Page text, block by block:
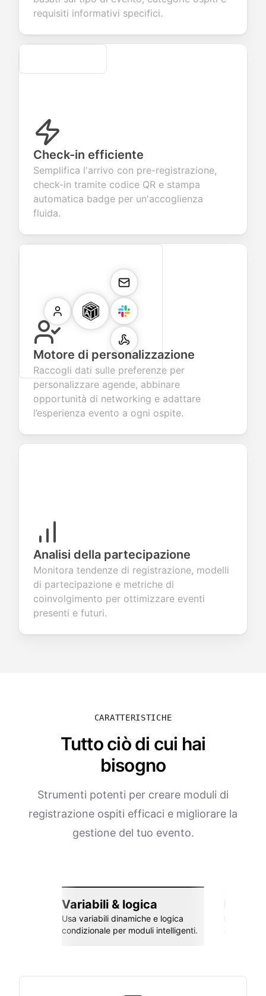
requisiti informativi specifici.
Secure
Check-in efficiente
Semplifica l'arrivo con pre-registrazione,
check-in tramite codice QR e stampa
automatica badge per un'accoglienza
fluida.
Motore di personalizzazione
Raccogli dati sulle preferenze per
personalizzare agende, abbinare
opportunità di networking e adattare
l’esperienza evento a ogni ospite.
Analisi della partecipazione
Monitora tendenze di registrazione, modelli
di partecipazione e metriche di
coinvolgimento per ottimizzare eventi
presenti e futuri.
CARATTERISTICHE
Tutto ciò di cui hai
bisogno
Strumenti potenti per creare moduli di
registrazione ospiti efficaci e migliorare la
gestione del tuo evento.
Variabili & logica
Usa variabili dinamiche e logica
condizionale per moduli intelligenti.